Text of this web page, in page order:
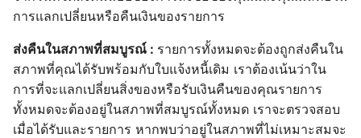
การแลกเปลี่ยนหรือคืนเงินของรายการ
ส่งคืนในสภาพที่สมบูรณ์ : รายการทั้งหมดจะต้องถูกส่งคืนใน
สภาพที่คุณได้รับพร้อมกับใบแจ้งหนี้เดิม เราต้องเน้นว่าใน
การที่จะแลกเปลี่ยนสิ่งของหรือรับเงินคืนของคุณรายการ
ทั้งหมดจะต้องอยู่ในสภาพที่สมบูรณ์ทั้งหมด เราจะตรวจสอบ
เมื่อได้รับและรายการ หากพบว่าอยู่ในสภาพที่ไม่เหมาะสมจะ